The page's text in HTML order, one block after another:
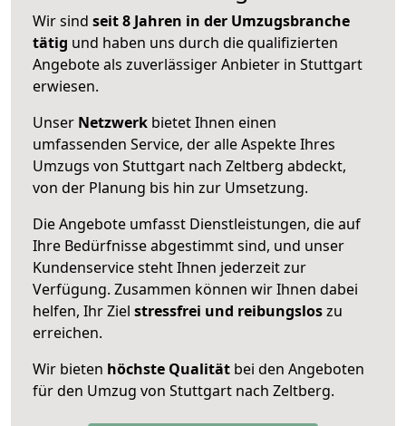
Wir sind seit 8 Jahren in der Umzugsbranche
tätig und haben uns durch die qualifizierten
Angebote als zuverlässiger Anbieter in Stuttgart
erwiesen.
Unser Netzwerk bietet Ihnen einen
umfassenden Service, der alle Aspekte Ihres
Umzugs von Stuttgart nach Zeltberg abdeckt,
von der Planung bis hin zur Umsetzung.
Die Angebote umfasst Dienstleistungen, die auf
Ihre Bedürfnisse abgestimmt sind, und unser
Kundenservice steht Ihnen jederzeit zur
Verfügung. Zusammen können wir Ihnen dabei
helfen, Ihr Ziel stressfrei und reibungsloszu
erreichen.
Wir bieten höchste Qualität bei den Angeboten
für den Umzug von Stuttgart nach Zeltberg.